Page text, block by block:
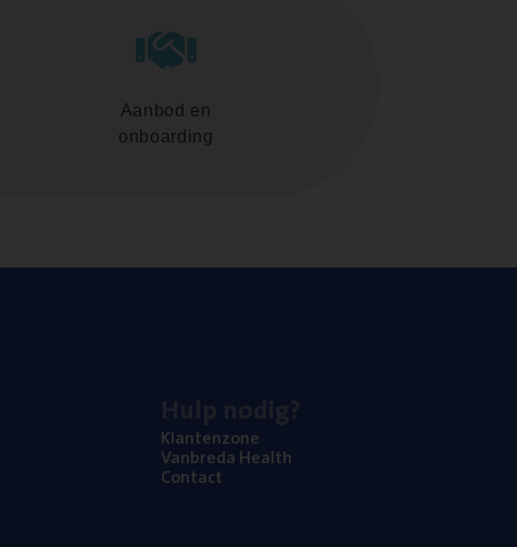
Aanbod en
onboarding
Klan­ten­zo­ne
Van­b­re­da Health
Con­tact